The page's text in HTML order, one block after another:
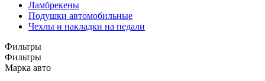
Ламбрекены
Подушки автомобильные
Чехлы и накладки на педали
Фильтры
Фильтры
Марка авто